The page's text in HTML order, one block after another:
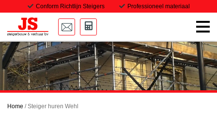
Home
Onze steigers
Transport
Conform Richtlijn Steigers Professioneel materiaal
Home /Steiger huren Wehl